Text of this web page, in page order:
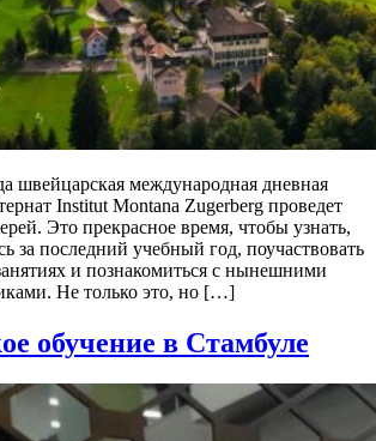
швейцарская международная дневная
Institut Montana Zugerberg проведет
Это прекрасное время, чтобы узнать,
за последний учебный год, поучаствовать
и познакомиться с нынешними
Не только это, но […]
обучение в Стамбуле